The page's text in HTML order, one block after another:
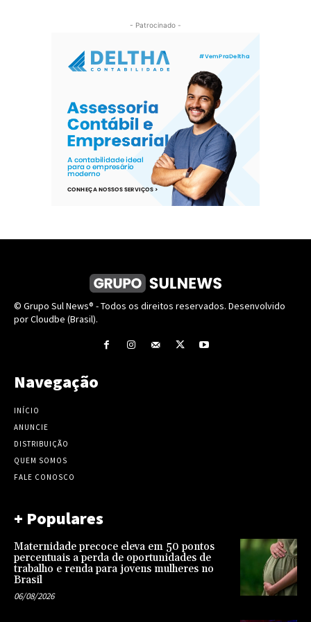
- Patrocinado -
© Grupo Sul News® - Todos os direitos reservados. Desenvolvido
por Cloudbe (Brasil).
Navegação
INÍCIO
ANUNCIE
DISTRIBUIÇÃO
QUEM SOMOS
FALE CONOSCO
+ Populares
Maternidade precoce eleva em 50 pontos
percentuais a perda de oportunidades de
trabalho e renda para jovens mulheres no
Brasil
06/08/2026